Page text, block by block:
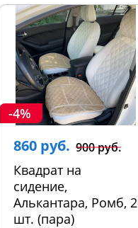
-4%
860 руб. 900 руб.
Квадрат на
сидение,
Алькантара, Ромб, 2
шт. (пара)